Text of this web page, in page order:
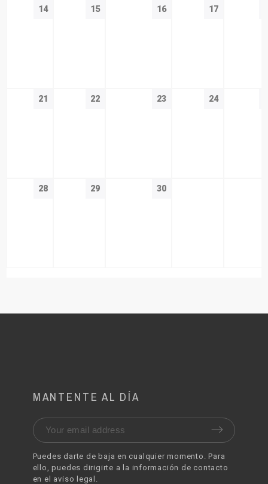
14 15 16 17
21 22 23 24
28 29 30
MANTENTE AL DÍA
Puedes darte de baja en cualquier momento. Para
ello, puedes dirigirte a la información de contacto
en el aviso legal.